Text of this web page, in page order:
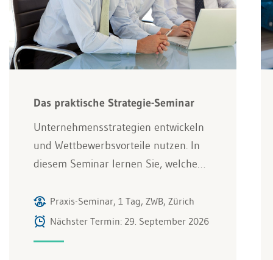
Das praktische Strategie-Seminar
Unternehmensstrategien entwickeln
und Wettbewerbsvorteile nutzen. In
diesem Seminar lernen Sie, welche…
Praxis-Seminar, 1 Tag, ZWB, Zürich
Nächster Termin: 29. September 2026